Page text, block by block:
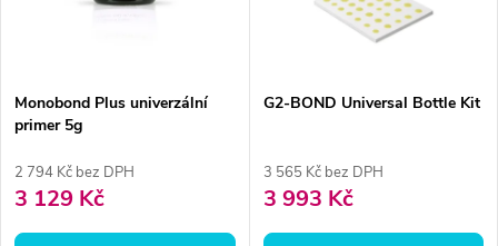
p
r
o
s
p
r
Monobond Plus univerzální
primer 5g
2 794 Kč bez DPH
3 129 Kč
G2-BOND Universal Bottle Kit
3 565 Kč bez DPH
3 993 Kč